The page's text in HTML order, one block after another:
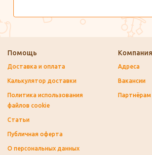
Помощь
Доставка и оплата
Калькулятор доставки
Политика использования
файлов cookie
Статьи
Публичная оферта
О персональных данных
Компания
Адреса
Вакансии
Партнёрам